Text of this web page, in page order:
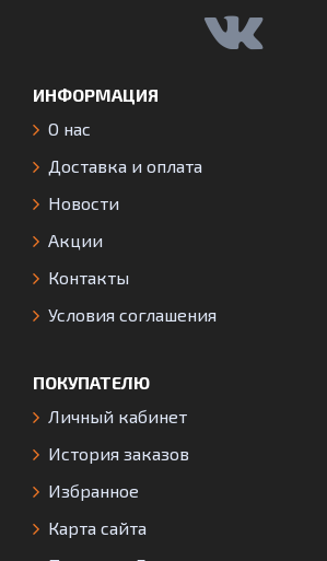
ИНФОРМАЦИЯ
О нас
Доставка и оплата
Новости
Акции
Контакты
Условия соглашения
ПОКУПАТЕЛЮ
Личный кабинет
История заказов
Избранное
Карта сайта